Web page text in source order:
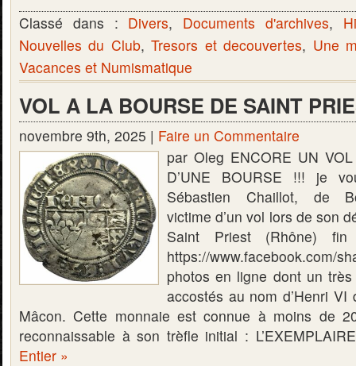
Classé dans : Divers, Documents d'archives,
Nouvelles du Club,Tresors et decouvertes, Une
Vacances et Numismatique
VOL A LA BOURSE DE SAINT
novembre 9th, 2025 | Faire un Commentaire
par Oleg ENCORE UN
D’UNE BOURSE !!! je
Sébastien Chaillot, de
victime d’un vol lors de son
Saint Priest (Rhône)
https://www.facebook.com/
photos en ligne dont un
accostés au nom d’Henri VI
Mâcon. Cette monnaie est connue à moins de
reconnaissable à son trèfle initial :
Entier »